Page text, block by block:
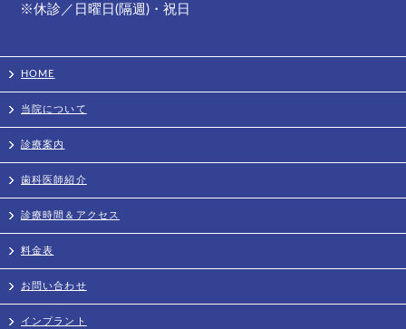
※休診／日曜日(隔週)・祝日
HOME
当院について
診療案内
歯科医師紹介
診療時間＆アクセス
料金表
お問い合わせ
インプラント